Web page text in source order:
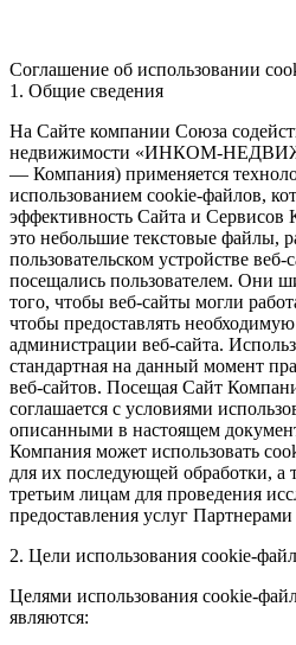
Соглашение об использовании
1. Общие сведения
На Сайте компании Союза
недвижимости «ИНКОМ-
— Компания) применяется
использованием cookie-файлов,
эффективность Сайта и
это небольшие текстовые файлы,
пользовательском устройстве
посещались пользователем. Они
того, чтобы веб-сайты могли
чтобы предоставлять
администрации веб-сайта.
стандартная на данный момент
веб-сайтов. Посещая Сайт
соглашается с условиями
описанными в настоящем
Компания может использовать
для их последующей обработки, а
третьим лицам для проведения
предоставления услуг
2. Цели использования cookie-
Целями использования cookie-
являются: